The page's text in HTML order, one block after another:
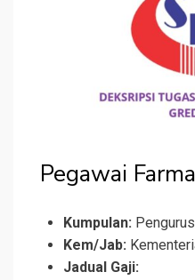
Pegawai
Kumpulan:
Kem/Jab:
Jadual Gaji: